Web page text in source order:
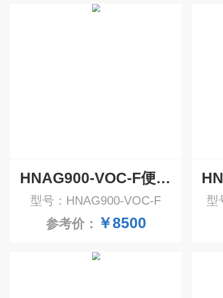
HNAG900-VOC-F便携式voc气体检测仪 便携气体分析仪
型号：HNAG900-VOC-F
参考价： ￥8500
型